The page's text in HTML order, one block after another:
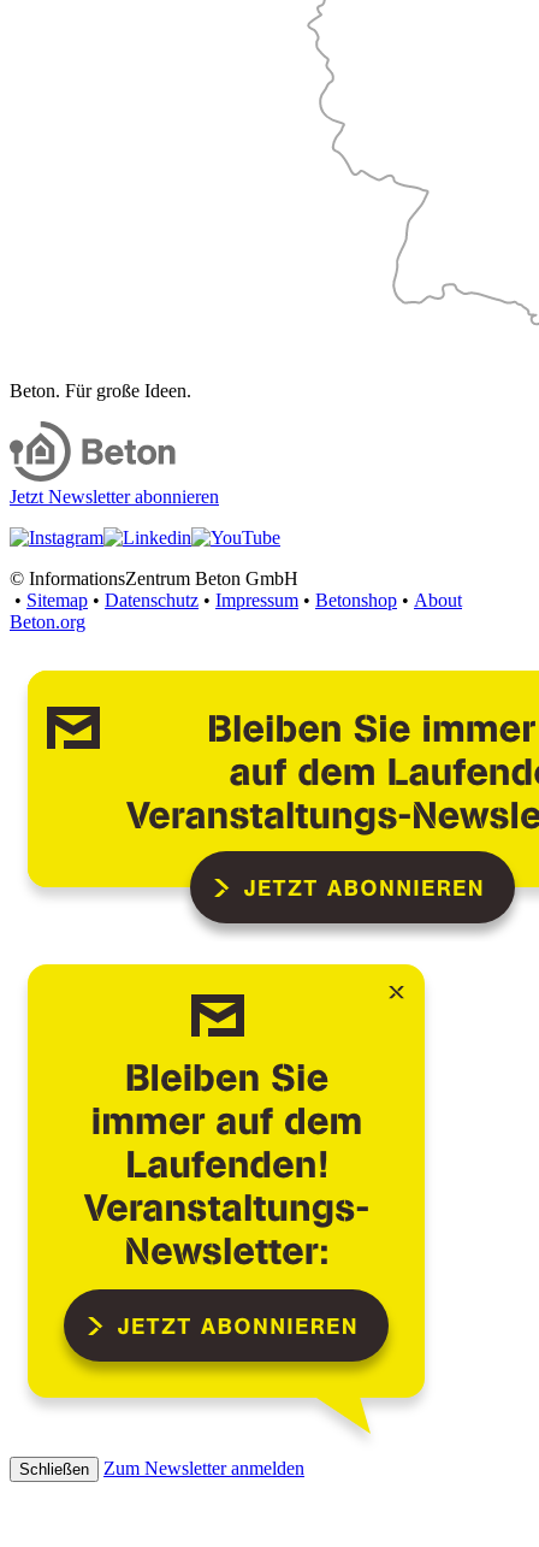
Beton. Für große Ideen.
Jetzt Newsletter abonnieren
© InformationsZentrum Beton GmbH
• Sitemap • Datenschutz • Impressum • Betonshop • About
Beton.org
Schließen Zum Newsletter anmelden